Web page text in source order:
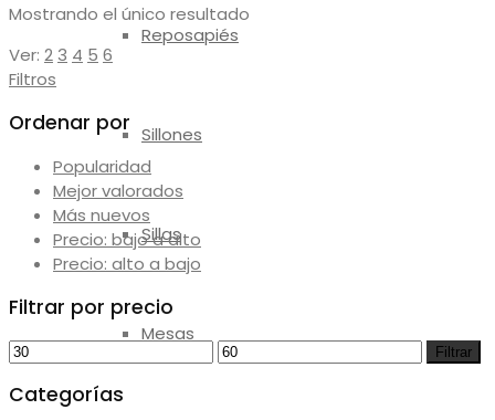
Reposapiés
Sillones
Sillas
Mesas
Mostrando el único resultado
Ver: 2 3 4 5 6
Filtros
Ordenar por
Popularidad
Mejor valorados
Más nuevos
Precio: bajo a alto
Precio: alto a bajo
Filtrar por precio
Precio
Precio
Filtrar
Categorías